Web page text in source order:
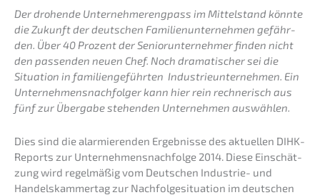
Der drohen­de Unter­neh­mer­eng­pass im Mittel­stand könnte
die Zukunft der deutschen Famili­en­un­ter­neh­men gefähr­
den. Über 40 Prozent der Senior­un­ter­neh­mer finden nicht
den passen­den neuen Chef. Noch drama­ti­scher sei die
Situa­ti­on in famili­en­ge­führ­ten Indus­trie­un­ter­neh­men. Ein
Unter­neh­mens­nach­fol­ger kann hier rein rechne­risch aus
fünf zur Überga­be stehen­den Unter­neh­men auswählen.
Dies sind die alarmie­ren­den Ergeb­nis­se des aktuel­len DIHK-
Reports zur Unternehmens­nachfolge 2014. Diese Einschät­
zung wird regel­mä­ßig vom Deutschen Indus­trie- und
Handels­kam­mer­tag zur Nachfol­ge­si­tua­ti­on im deutschen